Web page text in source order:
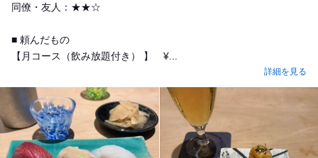
同僚・友人：★★☆
■ 頼んだもの
【月コース（飲み放題付き） 】 ¥...
詳細を見る